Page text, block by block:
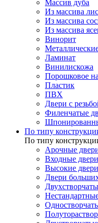
Массив дуба
Из массива
Из массива
Из массива
Винорит
Ламинат
Винилискожа
Порошковое
Пластик
ПВХ
Двери с
Филенчатые
По типу
По типу
Арочные
Входные двери
Высокие двери
Двери